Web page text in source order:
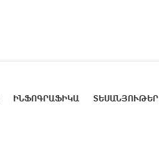
ԻՆՖՈԳՐԱՖԻԿԱ ՏԵՍԱՆՅՈՒԹԵՐ